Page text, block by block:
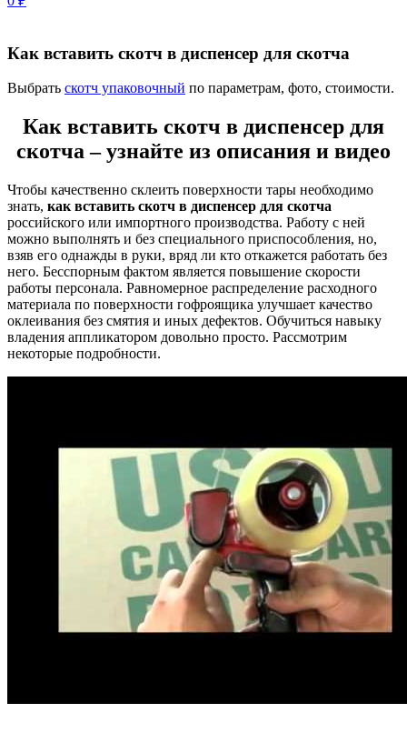
Как вставить скотч в диспенсер для скотча
Выбрать скотч упаковочный по параметрам, фото, стоимости.
Как вставить скотч в диспенсер для
скотча – узнайте из описания и видео
Чтобы качественно склеить поверхности тары необходимо
знать, как вставить скотч в диспенсер для скотча
российского или импортного производства. Работу с ней
можно выполнять и без специального приспособления, но,
взяв его однажды в руки, вряд ли кто откажется работать без
него. Бесспорным фактом является повышение скорости
работы персонала. Равномерное распределение расходного
материала по поверхности гофроящика улучшает качество
оклеивания без смятия и иных дефектов. Обучиться навыку
владения аппликатором довольно просто. Рассмотрим
некоторые подробности.